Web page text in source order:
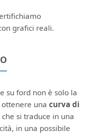
grafici reali.
su ford non è solo la
una curva di
si traduce in una
in una possibile